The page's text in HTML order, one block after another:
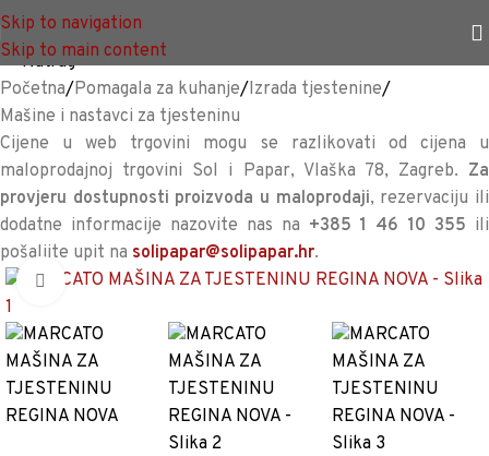
Skip to navigation
Skip to main content
<<Natrag
Početna/Pomagala za kuhanje/Izrada tjestenine/
Mašine i nastavci za tjesteninu
Cijene u web trgovini mogu se razlikovati od cijena u
maloprodajnoj trgovini Sol i Papar, Vlaška 78, Zagreb. Za
provjeru dostupnosti proizvoda u maloprodaji, rezervaciju ili
dodatne informacije nazovite nas na +385 1 46 10 355 ili
pošaljite upit na solipapar@solipapar.hr.
Povećaj sliku